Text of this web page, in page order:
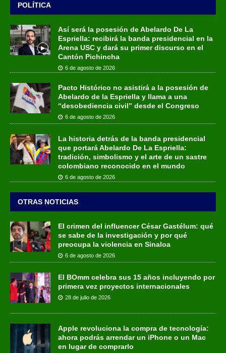
POLÍTICA
Así será la posesión de Abelardo De La
Espriella: recibirá la banda presidencial en la
Arena USC y dará su primer discurso en el
Cantón Pichincha
6 de agosto de 2026
Pacto Histórico no asistirá a la posesión de
Abelardo de la Espriella y llama a una
“desobediencia civil” desde el Congreso
6 de agosto de 2026
La historia detrás de la banda presidencial
que portará Abelardo De La Espriella:
tradición, simbolismo y el arte de un sastre
colombiano reconocido en el mundo
6 de agosto de 2026
OTRAS NOTICIAS
El crimen del influencer César Gastélum: qué
se sabe de la investigación y por qué
preocupa la violencia en Sinaloa
6 de agosto de 2026
El BOmm celebra sus 15 años incluyendo por
primera vez proyectos internacionales
28 de julio de 2026
Apple revoluciona la compra de tecnología:
ahora podrás arrendar un iPhone o un Mac
en lugar de comprarlo